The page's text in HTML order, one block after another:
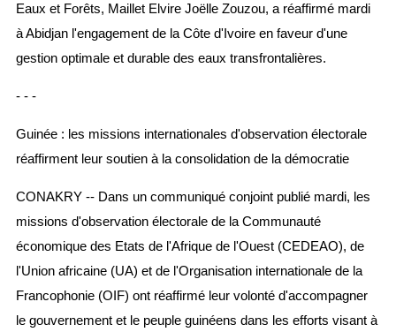
Eaux et Forêts, Maillet Elvire Joëlle Zouzou, a réaffirmé mardi
à Abidjan l'engagement de la Côte d'Ivoire en faveur d'une
gestion optimale et durable des eaux transfrontalières.
- - -
Guinée : les missions internationales d'observation électorale
réaffirment leur soutien à la consolidation de la démocratie
CONAKRY -- Dans un communiqué conjoint publié mardi, les
missions d'observation électorale de la Communauté
économique des Etats de l'Afrique de l'Ouest (CEDEAO), de
l'Union africaine (UA) et de l'Organisation internationale de la
Francophonie (OIF) ont réaffirmé leur volonté d'accompagner
le gouvernement et le peuple guinéens dans les efforts visant à